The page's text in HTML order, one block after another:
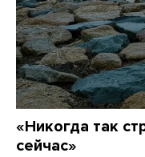
«Никогда так
сейчас»